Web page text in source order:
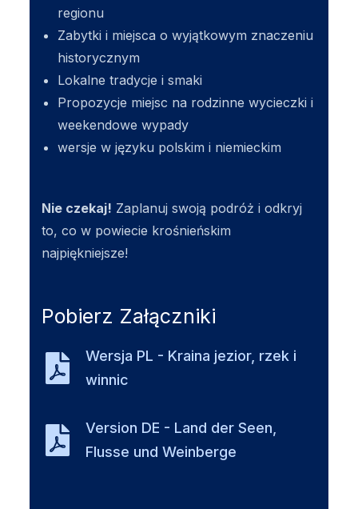
regionu
Zabytki i miejsca o wyjątkowym znaczeniu
historycznym
Lokalne tradycje i smaki
Propozycje miejsc na rodzinne wycieczki i
weekendowe wypady
wersje w języku polskim i niemieckim
Nie czekaj! Zaplanuj swoją podróż i odkryj
to, co w powiecie krośnieńskim
najpiękniejsze!
Pobierz Załączniki
Wersja PL - Kraina jezior, rzek i
winnic
Version DE - Land der Seen,
Flusse und Weinberge